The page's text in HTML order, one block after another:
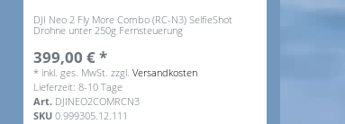
DJI Neo 2 Fly More Combo (RC-N3) SelfieShot
Drohne unter 250g Fernsteuerung
399,00 € *
* inkl. ges. MwSt. zzgl.Versandkosten
Lieferzeit: 8-10 Tage
Art. DJINEO2COMRCN3
SKU0.999305.12.111